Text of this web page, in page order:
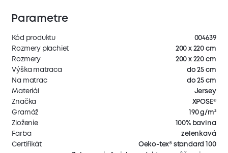
Parametre
Kód produktu
004639
Rozmery plachiet
200 x 220 cm
Rozmery
200 x 220 cm
Výška matraca
do 25 cm
Na matrac
do 25 cm
Materiál
Jersey
Značka
XPOSE®
Gramáž
190 g/m²
Zloženie
100% bavlna
Farba
zelenkavá
Certifikát
Oeko-tex® standard 100